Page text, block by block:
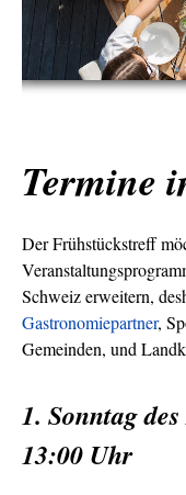
Termine
Der Frühstückstreff
Schweiz erweitern,
Gastronomiepartner,
Gemeinden, und
1. Sonntag
13:00 Uhr